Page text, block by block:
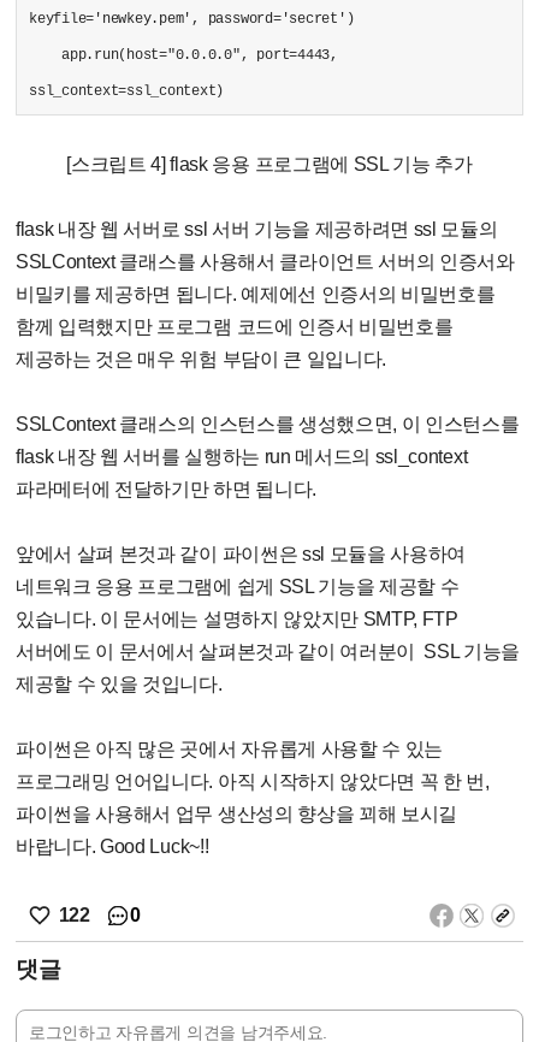
keyfile='newkey.pem', password='secret')
app.run(host="0.0.0.0", port=4443,
ssl_context=ssl_context)
[스크립트 4] flask 응용 프로그램에 SSL 기능 추가
flask 내장 웹 서버로 ssl 서버 기능을 제공하려면 ssl 모듈의
SSLContext 클래스를 사용해서 클라이언트 서버의 인증서와
비밀키를 제공하면 됩니다. 예제에선 인증서의 비밀번호를
함께 입력했지만 프로그램 코드에 인증서 비밀번호를
제공하는 것은 매우 위험 부담이 큰 일입니다.
SSLContext 클래스의 인스턴스를 생성했으면, 이 인스턴스를
flask 내장 웹 서버를 실행하는 run 메서드의 ssl_context
파라메터에 전달하기만 하면 됩니다.
앞에서 살펴 본것과 같이 파이썬은 ssl 모듈을 사용하여
네트워크 응용 프로그램에 쉽게 SSL 기능을 제공할 수
있습니다. 이 문서에는 설명하지 않았지만 SMTP, FTP
서버에도 이 문서에서 살펴본것과 같이 여러분이 SSL 기능을
제공할 수 있을 것입니다.
파이썬은 아직 많은 곳에서 자유롭게 사용할 수 있는
프로그래밍 언어입니다. 아직 시작하지 않았다면 꼭 한 번,
파이썬을 사용해서 업무 생산성의 향상을 꾀해 보시길
바랍니다. Good Luck~!!
122 0
댓글